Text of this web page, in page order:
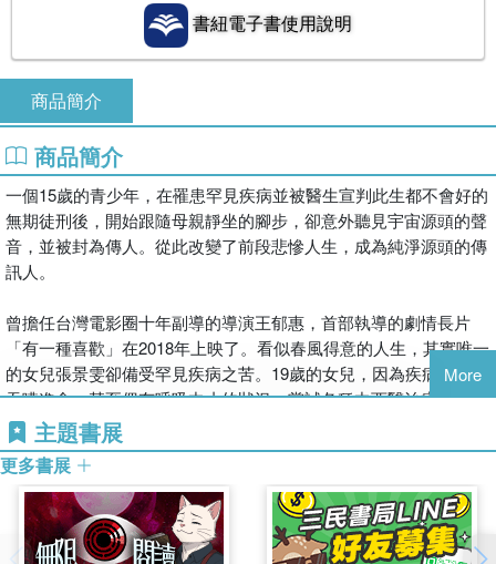
書紐電子書使用說明
商品簡介
商品簡介
一個15歲的青少年，在罹患罕見疾病並被醫生宣判此生都不會好的
無期徒刑後，開始跟隨母親靜坐的腳步，卻意外聽見宇宙源頭的聲
音，並被封為傳人。從此改變了前段悲慘人生，成為純淨源頭的傳
訊人。
曾擔任台灣電影圈十年副導的導演王郁惠，首部執導的劇情長片
「有一種喜歡」在2018年上映了。看似春風得意的人生，其實唯一
的女兒張景雯卻備受罕見疾病之苦。19歲的女兒，因為疾病而無法
吞嚥進食，甚至偶有呼吸中止的狀況，嘗試各種中西醫治療、靈性
療法，但都效果甚微。
張景雯在某次靜坐冥想時意外接觸到宇宙源頭，進而連結並學會轉
動心輪、與細胞溝通，疾病不但漸次好轉並邁向痊癒當中。本書詳
實記錄這對母女遍求醫者無果，最終往內在探索而讓生命找到自己
的力量！
More
主題書展
更多書展